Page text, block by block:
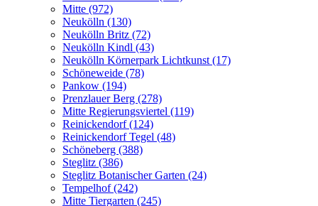
Mitte (972)
Neukölln (130)
Neukölln Britz (72)
Neukölln Kindl (43)
Neukölln Körnerpark Lichtkunst (17)
Schöneweide (78)
Pankow (194)
Prenzlauer Berg (278)
Mitte Regierungsviertel (119)
Reinickendorf (124)
Reinickendorf Tegel (48)
Schöneberg (388)
Steglitz (386)
Steglitz Botanischer Garten (24)
Tempelhof (242)
Mitte Tiergarten (245)